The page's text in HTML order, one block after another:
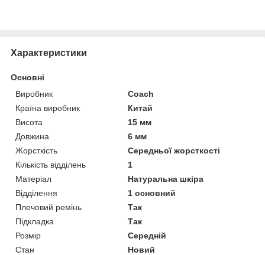
Характеристики
Основні
Виробник
Coach
Країна виробник
Китай
Висота
15 мм
Довжина
6 мм
Жорсткість
Середньої жорсткості
Кількість відділень
1
Матеріал
Натуральна шкіра
Відділення
1 основний
Плечовий ремінь
Так
Підкладка
Так
Розмір
Середній
Стан
Новий